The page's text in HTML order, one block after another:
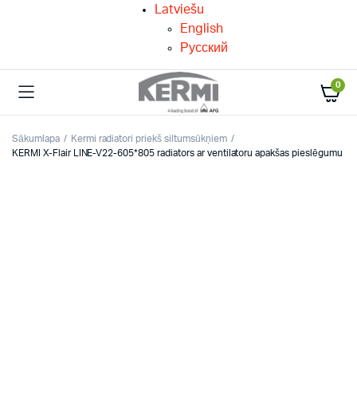
Latviešu
English
Русский
0
Sākumlapa
Kermi radiatori priekš siltumsūkņiem
KERMI X-Flair LINE-V22-605*805 radiators ar ventilatoru apakšas pieslēgumu